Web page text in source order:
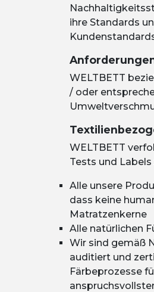
ihre Standards
WELTBETT
/ oder
WELTBETT
Tests und Labels
Alle unsere
dass keine
Matratzenkerne
Alle natürlichen
Wir sind gemäß
auditiert und
Färbeprozesse